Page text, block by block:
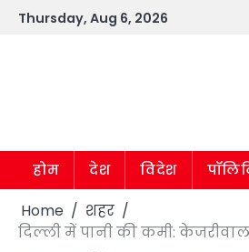
SkipThursday, Aug 6, 2026
होम देश विदेश
Home
शहर
दिल्ली में पानी की कमी: